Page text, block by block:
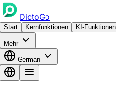
DictoGo
Start Kernfunktionen KI-Funktionen
Mehr
German